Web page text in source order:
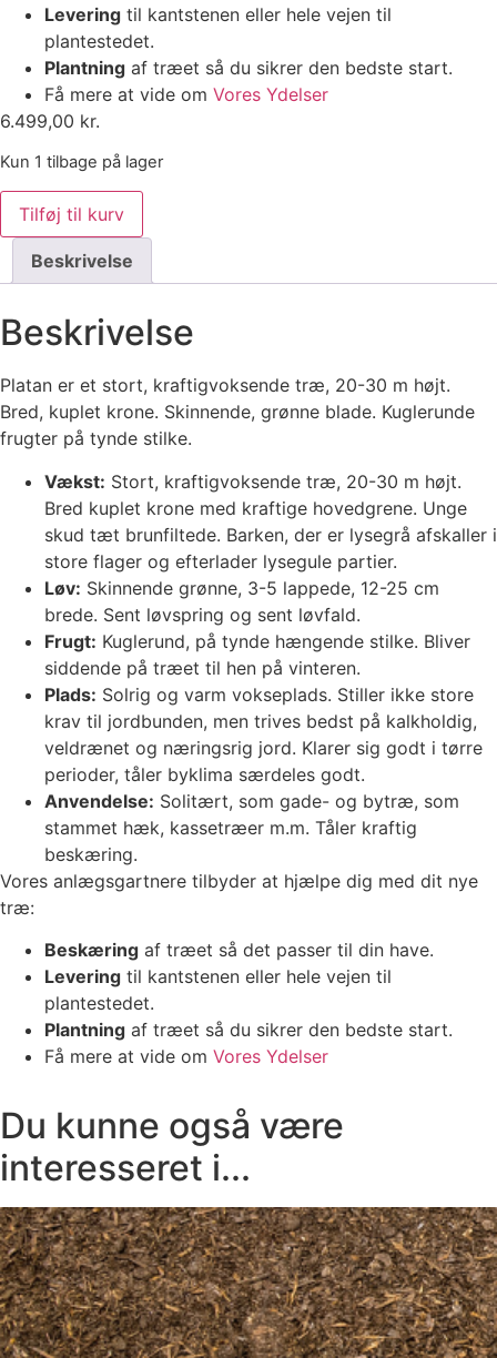
Levering til kantstenen eller hele vejen til
plantestedet.
Plantning af træet så du sikrer den bedste start.
Få mere at vide om Vores Ydelser
6.499,00 kr.
Kun 1 tilbage på lager
Platan
(Platanus
acerifolia)
antal
Tilføj til kurv
Beskrivelse
Beskrivelse
Platan er et stort, kraftigvoksende træ, 20-30 m højt.
Bred, kuplet krone. Skinnende, grønne blade. Kuglerunde
frugter på tynde stilke.
Vækst: Stort, kraftigvoksende træ, 20-30 m højt.
Bred kuplet krone med kraftige hovedgrene. Unge
skud tæt brunfiltede. Barken, der er lysegrå afskaller i
store flager og efterlader lysegule partier.
Løv: Skinnende grønne, 3-5 lappede, 12-25 cm
brede. Sent løvspring og sent løvfald.
Frugt: Kuglerund, på tynde hængende stilke. Bliver
siddende på træet til hen på vinteren.
Plads: Solrig og varm vokseplads. Stiller ikke store
krav til jordbunden, men trives bedst på kalkholdig,
veldrænet og næringsrig jord. Klarer sig godt i tørre
perioder, tåler byklima særdeles godt.
Anvendelse: Solitært, som gade- og bytræ, som
stammet hæk, kassetræer m.m. Tåler kraftig
beskæring.
Vores anlægsgartnere tilbyder at hjælpe dig med dit nye
træ:
Beskæring af træet så det passer til din have.
Levering til kantstenen eller hele vejen til
plantestedet.
Plantning af træet så du sikrer den bedste start.
Få mere at vide om Vores Ydelser
Du kunne også være
interesseret i...